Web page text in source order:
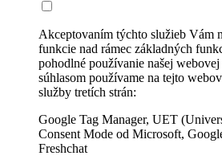
Akceptovaním týchto služieb Vám
funkcie nad rámec základných
pohodlné používanie našej
súhlasom používame na tejto
služby tretích strán:
Google Tag Manager, UET
Consent Mode od Microsoft,
Freshchat